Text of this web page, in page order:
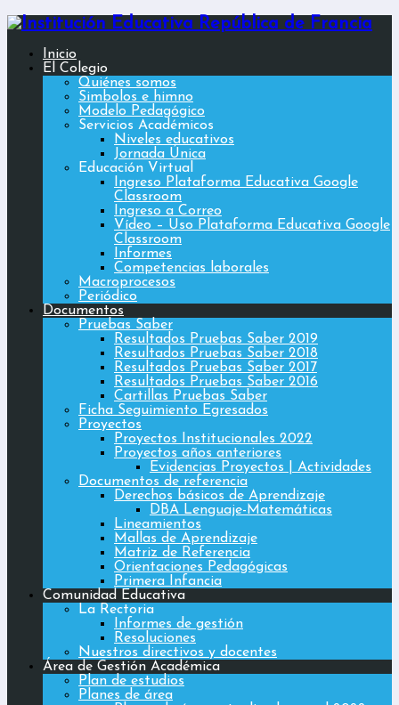
Inicio
El Colegio
Quiénes somos
Simbolos e himno
Modelo Pedagógico
Servicios Académicos
Niveles educativos
Jornada Única
Educación Virtual
Ingreso Plataforma Educativa Google
Classroom
Ingreso a Correo
Vídeo – Uso Plataforma Educativa Google
Classroom
Informes
Competencias laborales
Macroprocesos
Periódico
Documentos
Pruebas Saber
Resultados Pruebas Saber 2019
Resultados Pruebas Saber 2018
Resultados Pruebas Saber 2017
Resultados Pruebas Saber 2016
Cartillas Pruebas Saber
Ficha Seguimiento Egresados
Proyectos
Proyectos Institucionales 2022
Proyectos años anteriores
Evidencias Proyectos | Actividades
Documentos de referencia
Derechos básicos de Aprendizaje
DBA Lenguaje-Matemáticas
Lineamientos
Mallas de Aprendizaje
Matriz de Referencia
Orientaciones Pedagógicas
Primera Infancia
Comunidad Educativa
La Rectoria
Informes de gestión
Resoluciones
Nuestros directivos y docentes
Área de Gestión Académica
Plan de estudios
Planes de área